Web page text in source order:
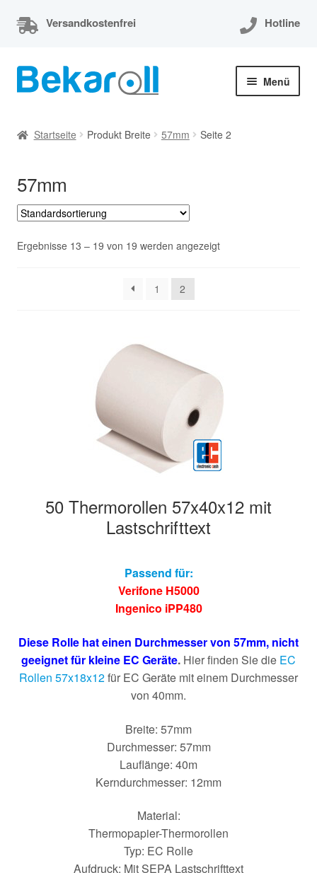
Versandkostenfrei Hotline
Zur
Navigation
Zum
Inhalt
Menü
EC-Cash Rollen
Apothekenrollen
Rollen für Waagen
Startseite Produkt Breite 57mm Seite 2
57mm
Ergebnisse 13 – 19 von 19 werden angezeigt
1 2
50 Thermorollen 57x40x12 mit
Lastschrifttext
Passend für:
Verifone H5000
Ingenico iPP480
Diese Rolle hat einen Durchmesser von 57mm, nicht
geeignet für kleine EC Geräte. Hier finden Sie die EC
Rollen 57x18x12für EC Geräte mit einem Durchmesser
von 40mm.
Breite: 57mm
Durchmesser: 57mm
Lauflänge: 40m
Kerndurchmesser: 12mm
Material:
Thermopapier-Thermorollen
Typ: EC Rolle
Aufdruck: Mit SEPA Lastschrifttext